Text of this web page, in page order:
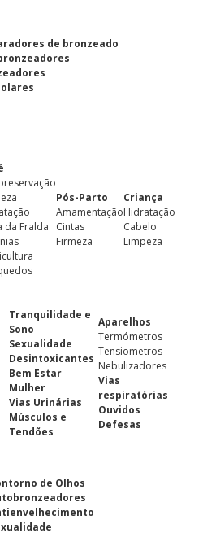
de bronzeado
da Fralda
Pós-Parto
Amamentação
Cintas
Firmeza
Criança
Hidratação
Cabelo
Limpeza
Tranquilidade e
Sono
Sexualidade
Desintoxicantes
Bem Estar
Mulher
Vias Urinárias
Músculos e
Tendões
Aparelhos
Termómetros
Tensiometros
Nebulizadores
Vias
respiratórias
Ouvidos
Defesas
de Olhos